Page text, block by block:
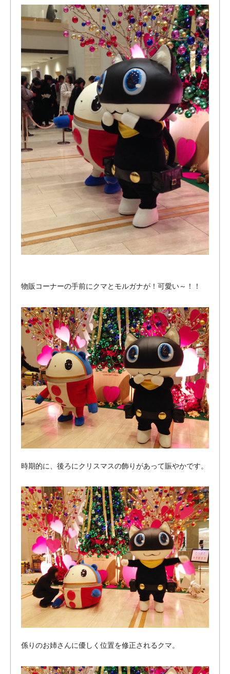
物販コーナーの手前にクマとモルガナが！可愛い～！！
時期的に、後ろにクリスマスの飾りがあって賑やかです。
係りのお姉さんに優しく位置を修正されるクマ。